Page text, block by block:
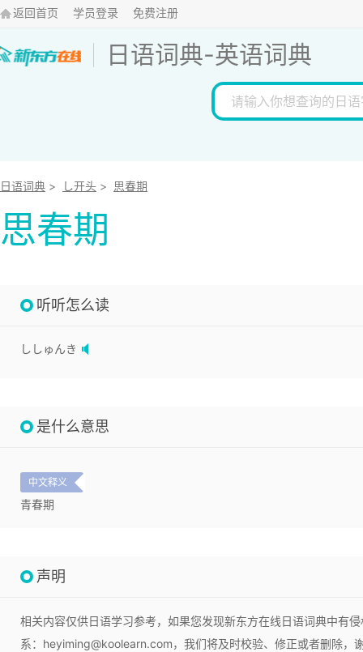
返回首页 学员登录 免费注册
日语词典-英语词典
日语词典 > し开头 > 思春期
思春期
听听怎么读
ししゅんき
是什么意思
中文释义
青春期
声明
相关内容仅供日语学习参考，如果您发现新东方在线日语词典中有
系：heyiming@koolearn.com，我们将及时校验、修正或者删除，